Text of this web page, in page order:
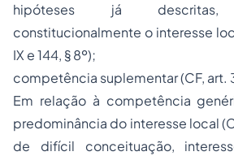
hipóteses já descritas,
constitucionalmente o interesse
IX e 144, § 8º);
competência suplementar (CF, art.
Em relação à competência
predominância do interesse local
de difícil conceituação,